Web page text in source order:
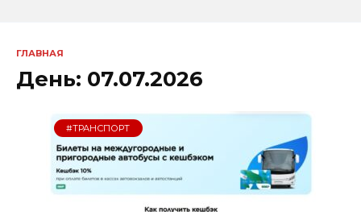
ГЛАВНАЯ
День: 07.07.2026
#ТРАНСПОРТ